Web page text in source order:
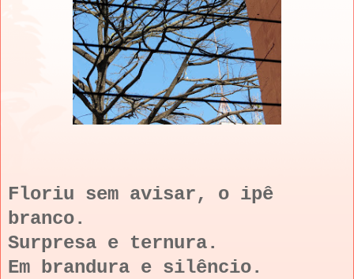
Floriu sem avisar, o ipê
branco.
Surpresa e ternura.
Em brandura e silêncio.